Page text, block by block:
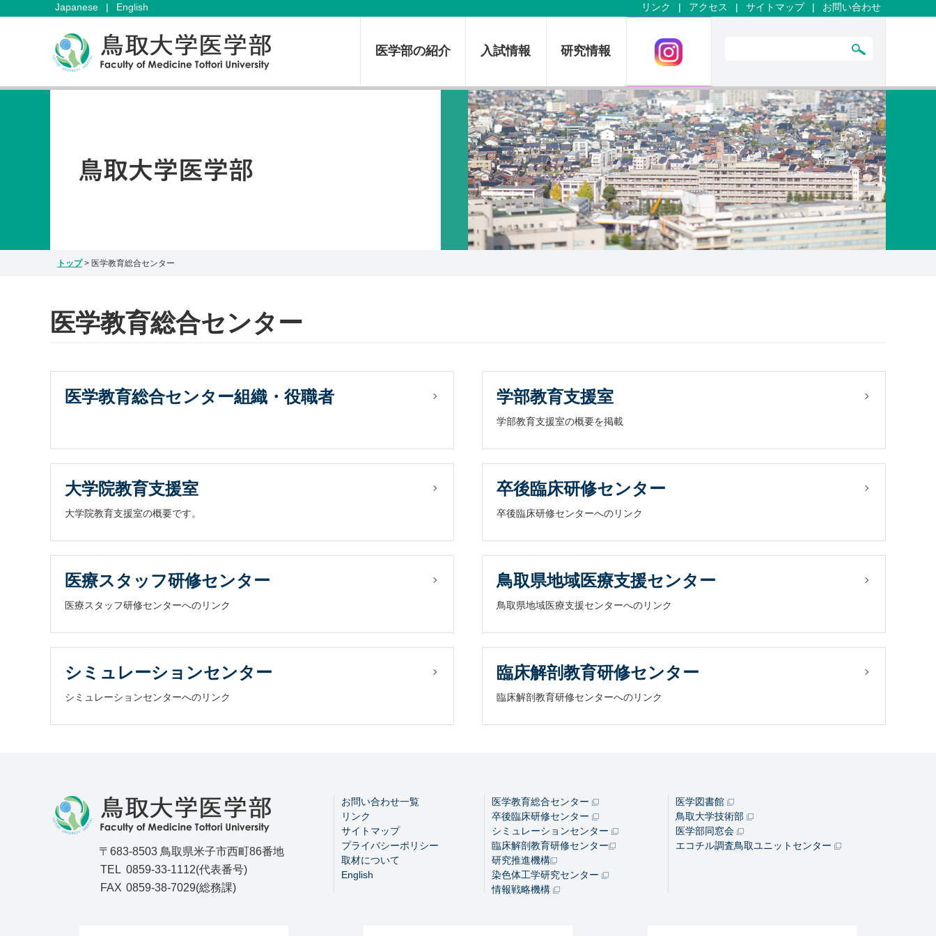
Japanese | English リンク | アクセス | サイトマップ | お問い合わせ
医学部の紹介 入試情報 研究情報
トップ > 医学教育総合センター
医学教育総合センター
医学教育総合センター組織・役職者 学部教育支援室
学部教育支援室の概要を掲載
大学院教育支援室
大学院教育支援室の概要です。
卒後臨床研修センター
卒後臨床研修センターへのリンク
医療スタッフ研修センター
医療スタッフ研修センターへのリンク
鳥取県地域医療支援センター
鳥取県地域医療支援センターへのリンク
シミュレーションセンター
シミュレーションセンターへのリンク
臨床解剖教育研修センター
臨床解剖教育研修センターへのリンク
〒683-8503 鳥取県米子市西町86番地
TEL 0859-33-1112(代表番号)
FAX 0859-38-7029(総務課)
お問い合わせ一覧
リンク
サイトマップ
プライバシーポリシー
取材について
English
医学教育総合センター
卒後臨床研修センター
シミュレーションセンター
臨床解剖教育研修センター
研究推進機構
染色体工学研究センター
情報戦略機構
医学図書館
鳥取大学技術部
医学部同窓会
エコチル調査鳥取ユニットセンター